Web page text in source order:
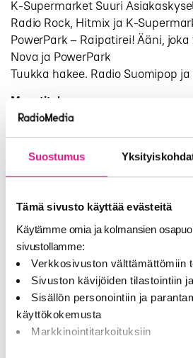
Suostumus
Tämä sivusto käyttää evästeitä
Käytämme omia ja kolmansien
sivustollamme:
Verkkosivuston välttämättömiin
Sivuston kävijöiden tilastointiin
Sisällön personointiin ja
käyttökokemusta
Markkinointitarkoituksiin
K-Supermarket Suuri
Radio Rock, Hitmix ja K-
PowerPark – Raipatirei! Ääni,
Nova ja PowerPark
Tuukka hakee. Radio Suomipop
Myyntiteko
Bauer Media Total Audio ja Oomi
ja Oomi
Bauer Median Retail Audio, Bauer
Mediabooking, POPfm / Mad Men
Radiopromootio
”Kaikki häipyy on vain nyt” / Eppu
jäähyväisvuoden lanseeraus,
radiokanavat
NRJ Aamu-Saarinen Shöy
Onks liikaa pyydetty, Radio Nova
POPfm – Uuden, valtakunnallisen